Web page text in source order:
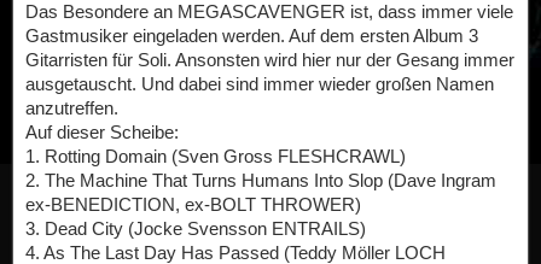
Das Besondere an MEGASCAVENGER ist, dass immer viele
Gastmusiker eingeladen werden. Auf dem ersten Album 3
Gitarristen für Soli. Ansonsten wird hier nur der Gesang immer
ausgetauscht. Und dabei sind immer wieder großen Namen
anzutreffen.
Auf dieser Scheibe:
1. Rotting Domain (Sven Gross FLESHCRAWL)
2. The Machine That Turns Humans Into Slop (Dave Ingram
ex-BENEDICTION, ex-BOLT THROWER)
3. Dead City (Jocke Svensson ENTRAILS)
4. As The Last Day Has Passed (Teddy Möller LOCH